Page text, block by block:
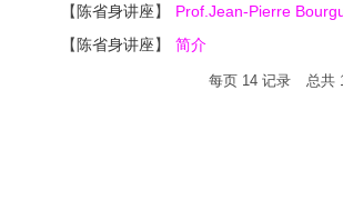
【 陈省身讲座】 Prof.Jean-Pierre
【 陈省身讲座】 简介
每页 14 记录 总共